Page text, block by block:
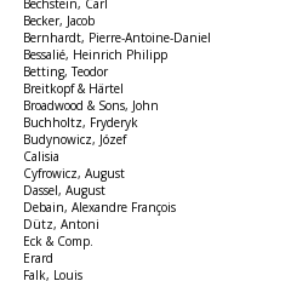
Bechstein, Carl
Becker, Jacob
Bernhardt, Pierre-Antoine-Daniel
Bessalié, Heinrich Philipp
Betting, Teodor
Breitkopf & Härtel
Broadwood & Sons, John
Buchholtz, Fryderyk
Budynowicz, Józef
Calisia
Cyfrowicz, August
Dassel, August
Debain, Alexandre François
Dütz, Antoni
Eck & Comp.
Erard
Falk, Louis